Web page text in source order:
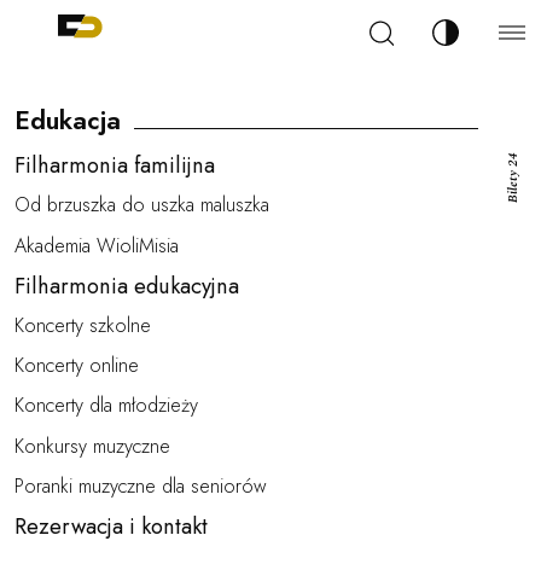
Szukaj Zmień
Edukacja
Filharmonia familijna
Od brzuszka do uszka maluszka
Akademia WioliMisia
Filharmonia edukacyjna
Koncerty szkolne
Koncerty online
Koncerty dla młodzieży
Konkursy muzyczne
Poranki muzyczne dla seniorów
Rezerwacja i kontakt
Bilety 24